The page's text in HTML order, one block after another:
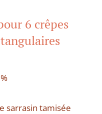
6 crêpes
sarrasin tamisée